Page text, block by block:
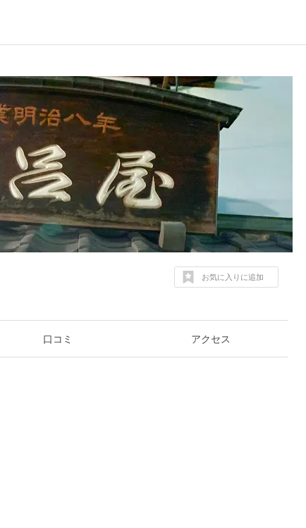
お気に入りに追加
口コミ アクセス